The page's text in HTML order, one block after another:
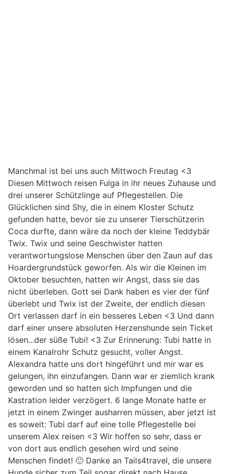
Manchmal ist bei uns auch Mittwoch Freutag <3
Diesen Mittwoch reisen Fulga in ihr neues Zuhause und
drei unserer Schützlinge auf Pflegestellen. Die
Glücklichen sind Shy, die in einem Kloster Schutz
gefunden hatte, bevor sie zu unserer Tierschützerin
Coca durfte, dann wäre da noch der kleine Teddybär
Twix. Twix und seine Geschwister hatten
verantwortungslose Menschen über den Zaun auf das
Hoardergrundstück geworfen. Als wir die Kleinen im
Oktober besuchten, hatten wir Angst, dass sie das
nicht überleben. Gott sei Dank haben es vier der fünf
überlebt und Twix ist der Zweite, der endlich diesen
Ort verlassen darf in ein besseres Leben <3 Und dann
darf einer unsere absoluten Herzenshunde sein Ticket
lösen...der süße Tubi! <3 Zur Erinnerung: Tubi hatte in
einem Kanalrohr Schutz gesucht, voller Angst.
Alexandra hatte uns dort hingeführt und mir war es
gelungen, ihn einzufangen. Dann war er ziemlich krank
geworden und so hatten sich Impfungen und die
Kastration leider verzögert. 6 lange Monate hatte er
jetzt in einem Zwinger ausharren müssen, aber jetzt ist
es soweit: Tubi darf auf eine tolle Pflegestelle bei
unserem Alex reisen <3 Wir hoffen so sehr, dass er
von dort aus endlich gesehen wird und seine
Menschen findet! 🙂 Danke an Tails4travel, die unsere